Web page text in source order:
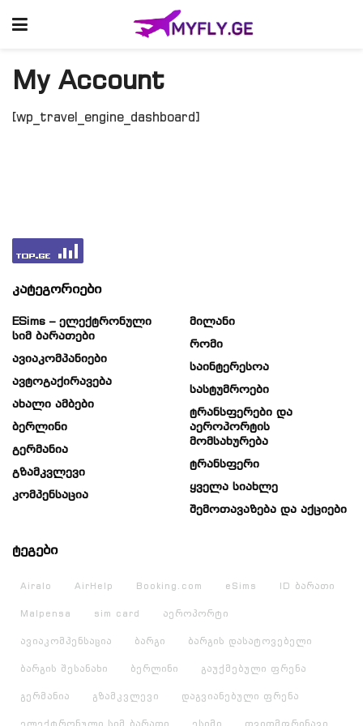
My Account
[wp_travel_engine_dashboard]
კატეგორიები
ESims – Ელექტრონული
Სიმ Ბარათები
Ავიაკომპანიები
Ავტოგაქირავება
Ახალი Ამბები
Ბერლინი
Გერმანია
Გზამკვლევი
Კომპენსაცია
Მილანი
Რომი
Საინტერესოა
Სასტუმროები
Ტრანსფერები Და
Აეროპორტის
Მომსახურება
Ტრანსფერი
Ყველა Სიახლე
Შემოთავაზება Და Აქციები
ტეგები
Airalo AirHelp Booking.com eSims ID ბარათი
Malpensa sim card აეროპორტი
ავიაკომპენსაცია ბარგი ბარგის დასატოვებელი
ბარგის შესანახი ბერლინი გაუქმებული ფრენა
გერმანია გზამკვლევი დაგვიანებული ფრენა
ელექტრონული სიმ ბარათი ესიმი თვითმფრინავი